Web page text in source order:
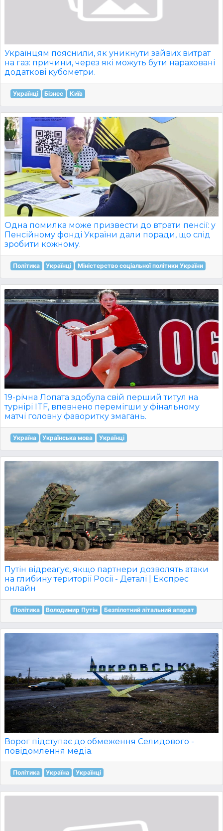
Українцям пояснили, як уникнути зайвих витрат
на газ: причини, через які можуть бути нараховані
додаткові кубометри.
Українці Бізнес Київ
Одна помилка може призвести до втрати пенсії: у
Пенсійному фонді України дали поради, що слід
зробити кожному.
Політика Українці Міністерство соціальної політики України
19-річна Лопата здобула свій перший титул на
турнірі ITF, впевнено перемігши у фінальному
матчі головну фаворитку змагань.
Україна Українська мова Українці
Путін відреагує, якщо партнери дозволять атаки
на глибину території Росії - Деталі | Експрес
онлайн
Політика Володимир Путін Безпілотний літальний апарат
Ворог підступає до обмеження Селидового -
повідомлення медіа.
Політика Україна Українці